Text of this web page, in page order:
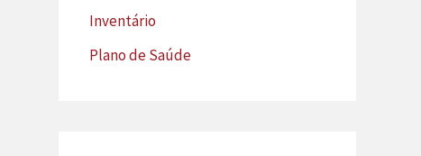
Inventário
Plano de Saúde